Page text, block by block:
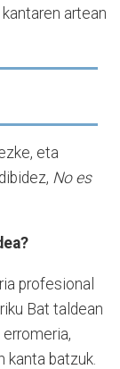
artean
eta
No es
profesional
Bat taldean
kanta batzuk.